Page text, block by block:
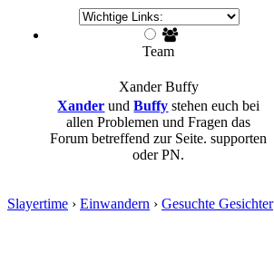
Team
Xander Buffy
Xander undBuffy stehen euch bei
allen Problemen und Fragen das
Forum betreffend zur Seite. supporten
oder PN.
Slayertime › Einwandern › Gesuchte Gesichter